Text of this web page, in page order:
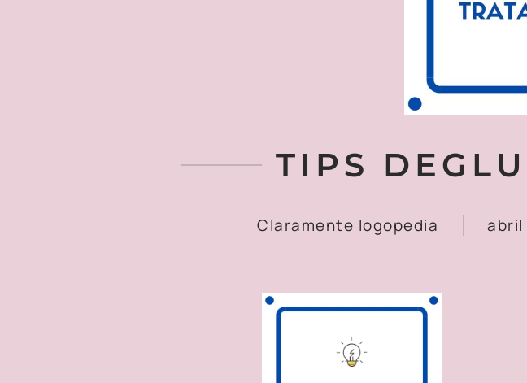
TIPS
Claramente logopedia abril